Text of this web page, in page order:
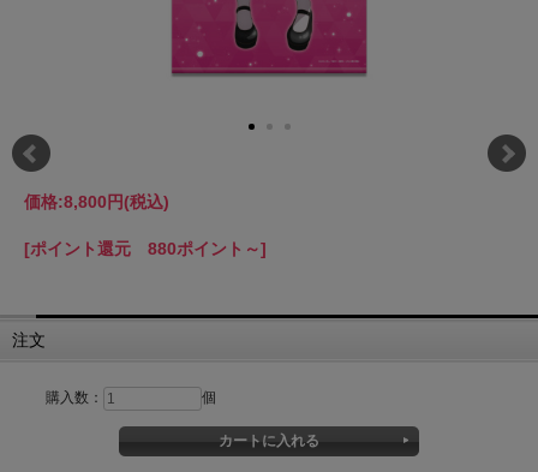
価格:8,800円(税込)
[ポイント還元 880ポイント～]
注文
購入数： 個